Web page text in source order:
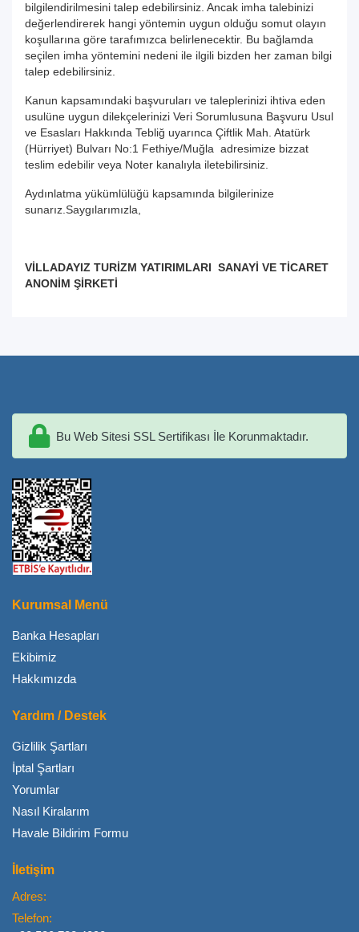
bilgilendirilmesini talep edebilirsiniz. Ancak imha talebinizi
değerlendirerek hangi yöntemin uygun olduğu somut olayın
koşullarına göre tarafımızca belirlenecektir. Bu bağlamda
seçilen imha yöntemini nedeni ile ilgili bizden her zaman bilgi
talep edebilirsiniz.
Kanun kapsamındaki başvuruları ve taleplerinizi ihtiva eden
usulüne uygun dilekçelerinizi Veri Sorumlusuna Başvuru Usul
ve Esasları Hakkında Tebliğ uyarınca Çiftlik Mah. Atatürk
(Hürriyet) Bulvarı No:1 Fethiye/Muğla adresimize bizzat
teslim edebilir veya Noter kanalıyla iletebilirsiniz.
Aydınlatma yükümlülüğü kapsamında bilgilerinize
sunarız.Saygılarımızla,
VİLLADAYIZ TURİZM YATIRIMLARI SANAYİ VE TİCARET
ANONİM ŞİRKETİ
Bu Web Sitesi SSL Sertifikası İle Korunmaktadır.
Kurumsal Menü
Banka Hesapları
Ekibimiz
Hakkımızda
Yardım / Destek
Gizlilik Şartları
İptal Şartları
Yorumlar
Nasıl Kiralarım
Havale Bildirim Formu
İletişim
Adres:
Telefon: